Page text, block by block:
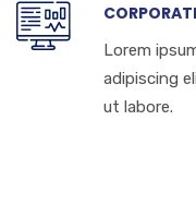
Lorem
adipiscing
ut labore.